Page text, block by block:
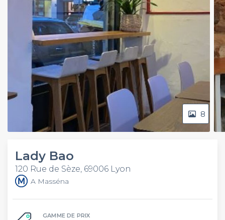
8
Lady Bao
120 Rue de Sèze, 69006 Lyon
A Masséna
GAMME DE PRIX